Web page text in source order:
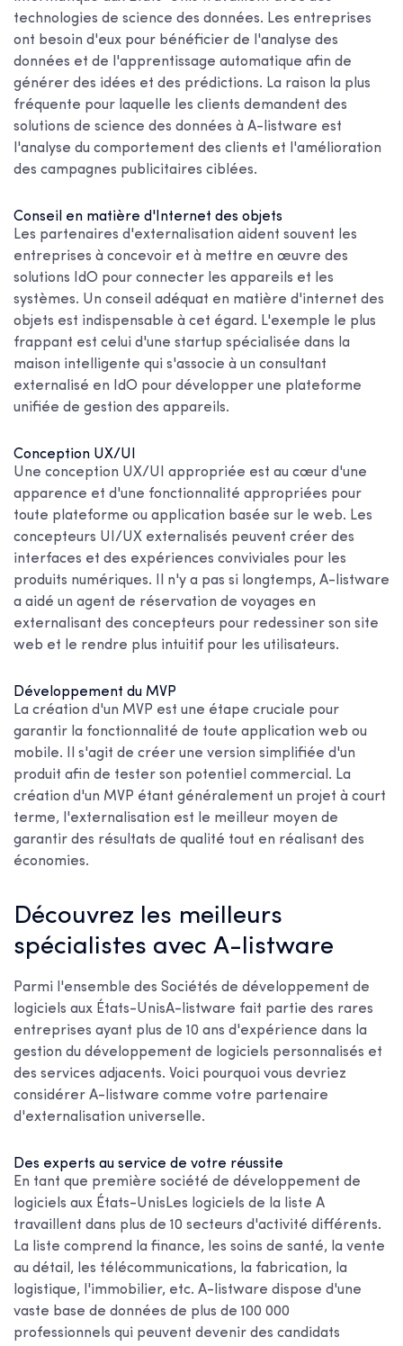
technologies de science des données. Les entreprises
ont besoin d'eux pour bénéficier de l'analyse des
données et de l'apprentissage automatique afin de
générer des idées et des prédictions. La raison la plus
fréquente pour laquelle les clients demandent des
solutions de science des données à A-listware est
l'analyse du comportement des clients et l'amélioration
des campagnes publicitaires ciblées.
Conseil en matière d'Internet des objets
Les partenaires d'externalisation aident souvent les
entreprises à concevoir et à mettre en œuvre des
solutions IdO pour connecter les appareils et les
systèmes. Un conseil adéquat en matière d'internet des
objets est indispensable à cet égard. L'exemple le plus
frappant est celui d'une startup spécialisée dans la
maison intelligente qui s'associe à un consultant
externalisé en IdO pour développer une plateforme
unifiée de gestion des appareils.
Conception UX/UI
Une conception UX/UI appropriée est au cœur d'une
apparence et d'une fonctionnalité appropriées pour
toute plateforme ou application basée sur le web. Les
concepteurs UI/UX externalisés peuvent créer des
interfaces et des expériences conviviales pour les
produits numériques. Il n'y a pas si longtemps, A-listware
a aidé un agent de réservation de voyages en
externalisant des concepteurs pour redessiner son site
web et le rendre plus intuitif pour les utilisateurs.
Développement du MVP
La création d'un MVP est une étape cruciale pour
garantir la fonctionnalité de toute application web ou
mobile. Il s'agit de créer une version simplifiée d'un
produit afin de tester son potentiel commercial. La
création d'un MVP étant généralement un projet à court
terme, l'externalisation est le meilleur moyen de
garantir des résultats de qualité tout en réalisant des
économies.
Découvrez les meilleurs
spécialistes avec A-listware
Parmi l'ensemble des Sociétés de développement de
logiciels aux États-UnisA-listware fait partie des rares
entreprises ayant plus de 10 ans d'expérience dans la
gestion du développement de logiciels personnalisés et
des services adjacents. Voici pourquoi vous devriez
considérer A-listware comme votre partenaire
d'externalisation universelle.
Des experts au service de votre réussite
En tant que première société de développement de
logiciels aux États-Unis Les logiciels de la liste A
travaillent dans plus de 10 secteurs d'activité différents.
La liste comprend la finance, les soins de santé, la vente
au détail, les télécommunications, la fabrication, la
logistique, l'immobilier, etc. A-listware dispose d'une
vaste base de données de plus de 100 000
professionnels qui peuvent devenir des candidats